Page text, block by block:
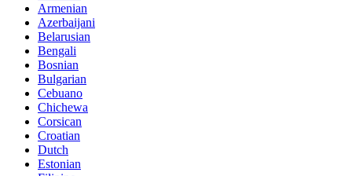
Armenian
Azerbaijani
Belarusian
Bengali
Bosnian
Bulgarian
Cebuano
Chichewa
Corsican
Croatian
Dutch
Estonian